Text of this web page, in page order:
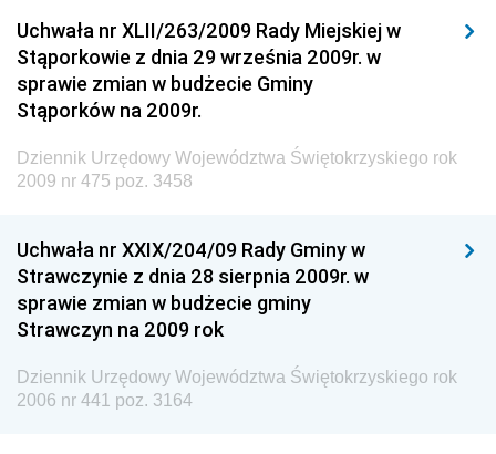
Dziennik Urzędowy Generalnej Dyrekcji Dróg
Krajowych i Autostrad
Dziennik Urzędowy Ministra Środowiska
Dziennik Urzędowy Ministra Edukacji
Dziennik Urzędowy Ministra Przemysłu
Dziennik Urzędowy Ministra Finansów i Gospodarki
Dziennik Urzędowy Ministra do Spraw Unii
Dziennik Urzędowy Agencji Wywiadu
Uchwała nr XLII/263/2009 Rady Miejskiej w
Stąporkowie z dnia 29 września 2009r. w
sprawie zmian w budżecie Gminy
Stąporków na 2009r.
Dziennik Urzędowy Województwa Świętokrzyskiego rok
2009 nr 475 poz. 3458
Uchwała nr XXIX/204/09 Rady Gminy w
Strawczynie z dnia 28 sierpnia 2009r. w
sprawie zmian w budżecie gminy
Strawczyn na 2009 rok
Dziennik Urzędowy Województwa Świętokrzyskiego rok
2006 nr 441 poz. 3164